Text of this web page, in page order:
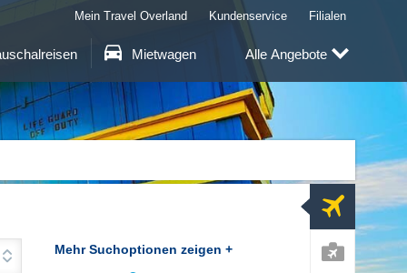
Mietwagen
Mein Travel Overland Kundenservice Filialen
Alle Angebote
Mehr Suchoptionen zeigen +